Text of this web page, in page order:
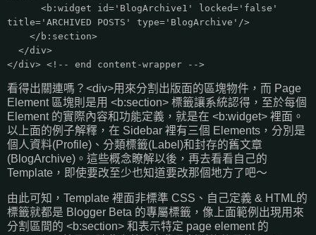
<b:widget id='BlogArchive1' locked='false'
title='ARCHIVED POSTS' type='BlogArchive'/>
</b:section>
</div>
</div> <!-- end content-wrapper -->
看得出關連嗎？<div>用來分割出版面的區塊物件，而 Page
Element 區塊則是用 <b:section> 標籤讓系統認得，至於每個
Element 的實際內容和功能定義，就是在 <b:widget> 裡面。
以上面的例子解釋，在 Sidebar 裡有三個 Elements，分別是
個人資料(Profile)、分類標籤(Label)和封存的舊文章
(BlogArchive)。這些概念瞭解以後，再去看看自己的
Template，即使要改至少也知道要改那個地方了吧～
由此可知，Template 裡面非標準 CSS、自己定義 & HTML的
標籤就都是 Blogger Beta 的專屬標籤，像上面範例出現用來
分割區間的 <b:section> 和表示特定 page element 的